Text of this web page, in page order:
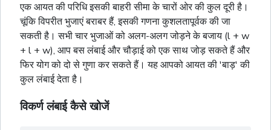
एक आयत की परिधि इसकी बाहरी सीमा के चारों ओर की कुल दूरी है।
चूंकि विपरीत भुजाएं बराबर हैं, इसकी गणना कुशलतापूर्वक की जा
सकती है। सभी चार भुजाओं को अलग-अलग जोड़ने के बजाय (l + w
+ l + w), आप बस लंबाई और चौड़ाई को एक साथ जोड़ सकते हैं और
फिर योग को दो से गुणा कर सकते हैं। यह आपको आयत की 'बाड़' की
कुल लंबाई देता है।
विकर्ण लंबाई कैसे खोजें